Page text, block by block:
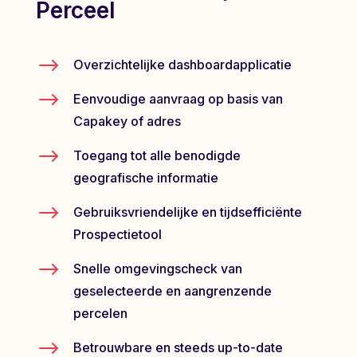
Perceel
$ Overzichtelijke dashboardapplicatie
$
Eenvoudige aanvraag op basis van
Capakey of adres
$
Toegang tot alle benodigde
geografische informatie
$
Gebruiksvriendelijke en tijdsefficiënte
Prospectietool
$
Snelle omgevingscheck van
geselecteerde en aangrenzende
percelen
$ Betrouwbare en steeds up-to-date